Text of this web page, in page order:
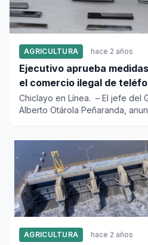
AGRICULTURA hace 2 años
Ejecutivo aprueba
el comercio ilegal de
Chiclayo en Línea. – El jefe del
Alberto Otárola Peñaranda,
AGRICULTURA hace 2 años